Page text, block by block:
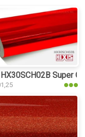
Super